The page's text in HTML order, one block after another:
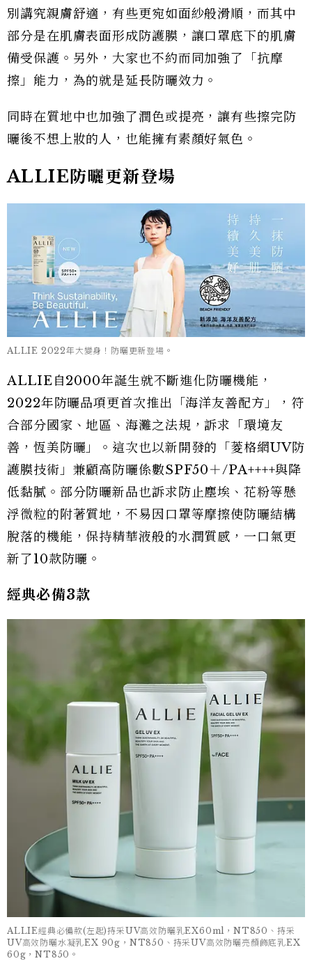
別講究親膚舒適，有些更宛如面紗般滑順，而其中
部分是在肌膚表面形成防護膜，讓口罩底下的肌膚
備受保護。另外，大家也不約而同加強了「抗摩
擦」能力，為的就是延長防曬效力。
同時在質地中也加強了潤色或提亮，讓有些擦完防
曬後不想上妝的人，也能擁有素顏好氣色。
ALLIE防曬更新登場
ALLIE 2022年大變身！防曬更新登場。
ALLIE自2000年誕生就不斷進化防曬機能，
2022年防曬品項更首次推出「海洋友善配方」，符
合部分國家、地區、海灘之法規，訴求「環境友
善，恆美防曬」。這次也以新開發的「菱格網UV防
護膜技術」兼顧高防曬係數SPF50＋/PA++++與降
低黏膩。部分防曬新品也訴求防止塵埃、花粉等懸
浮微粒的附著質地，不易因口罩等摩擦使防曬結構
脫落的機能，保持精華液般的水潤質感，一口氣更
新了10款防曬。
經典必備3款
ALLIE經典必備款(左起)持采UV高效防曬乳EX60ml，NT850、持采
UV高效防曬水凝乳EX 90g，NT850、持采UV高效防曬亮顏飾底乳EX
60g，NT850。